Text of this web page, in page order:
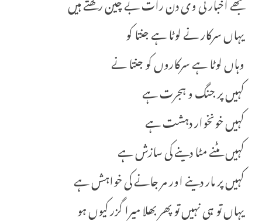
یہاں سرکار نے لوٹا ہے جنتا کو
وہاں لوٹا ہے سرکاروں کو جنتا نے
کہیں پر جنگ و ہجرت ہے
کہیں خونخوار دہشت ہے
کہیں مٹنے مٹا دینے کی سازش ہے
کہیں پر مار دینے اور مر جانے کی خواہش ہے
یہاں تو ہی نہیں تو پھر بھلا میرا گزر کیوں ہو